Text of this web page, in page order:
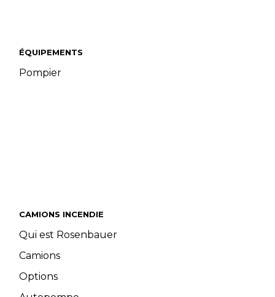
ÉQUIPEMENTS
Pompier
CAMIONS INCENDIE
Qui est Rosenbauer
Camions
Options